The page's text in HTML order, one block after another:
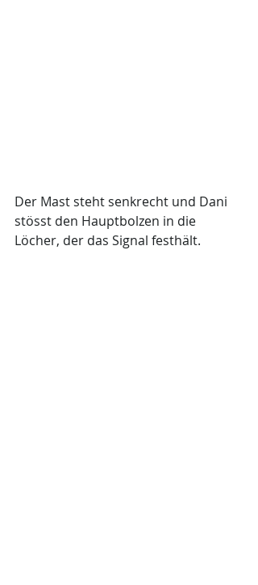
Der Mast steht senkrecht und Dani
stösst den Hauptbolzen in die
Löcher, der das Signal festhält.